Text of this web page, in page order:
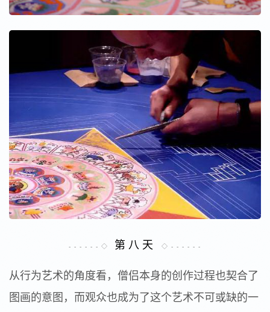
- - - - - - ◇ 第 八 天 ◇ - - - - - -
从行为艺术的角度看，僧侣本身的创作过程也契合了
图画的意图，而观众也成为了这个艺术不可或缺的一